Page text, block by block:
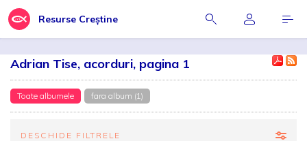
Resurse Creștine
Adrian Tise, acorduri, pagina 1
Toate albumele fara album (1)
DESCHIDE FILTRELE